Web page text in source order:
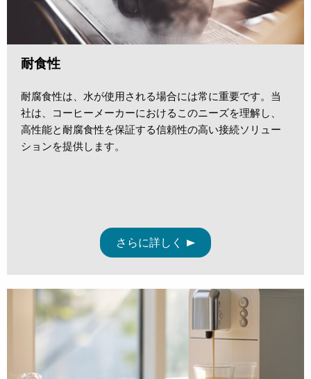
耐食性
耐腐食性は、水が使用される場合には常に重要です。 当
社は、コーヒーメーカーにおけるこのニーズを理解し、
高性能と耐腐食性を保証する信頼性の高い接続ソリュー
ションを提供します。
さらに詳しく